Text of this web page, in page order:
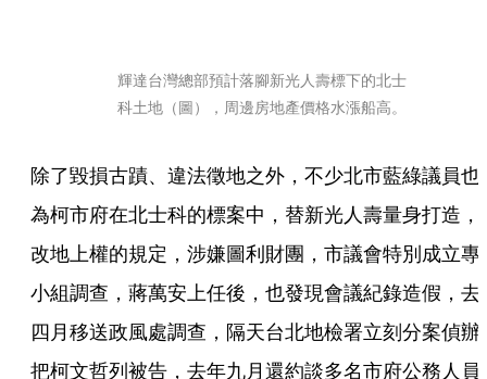
輝達台灣總部預計落腳新光人壽標下的北士
科土地（圖），周邊房地產價格水漲船高。
除了毀損古蹟、違法徵地之外，不少北市藍綠議員也
為柯市府在北士科的標案中，替新光人壽量身打造，
改地上權的規定，涉嫌圖利財團，市議會特別成立專
小組調查，蔣萬安上任後，也發現會議紀錄造假，去
四月移送政風處調查，隔天台北地檢署立刻分案偵辦
把柯文哲列被告，去年九月還約談多名市府公務人員